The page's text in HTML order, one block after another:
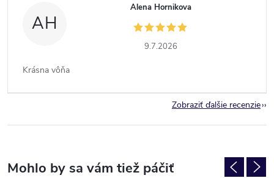
AH
Alena Hornikova
9.7.2026
Krásna vôňa
Zobraziť ďalšie recenzie